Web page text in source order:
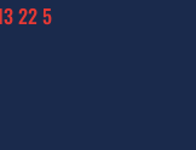
22 5